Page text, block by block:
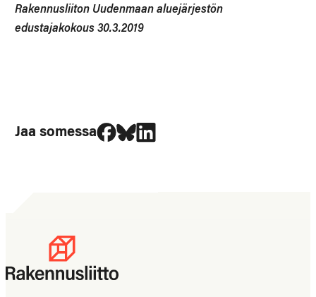
Rakennusliiton Uudenmaan aluejärjestön
edustajakokous 30.3.2019
Jaa somessa
Jaa Facebookissa
Jaa Blueskyssa
Jaa LinkedIn:ssä